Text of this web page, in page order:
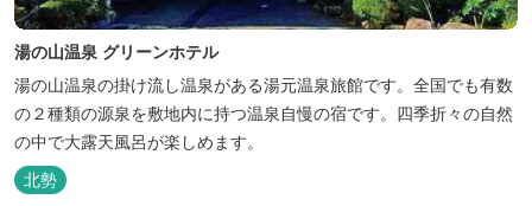
湯の山温泉 グリーンホテル
湯の山温泉の掛け流し温泉がある湯元温泉旅館です。全国でも有数
の２種類の源泉を敷地内に持つ温泉自慢の宿です。四季折々の自然
の中で大露天風呂が楽しめます。
北勢